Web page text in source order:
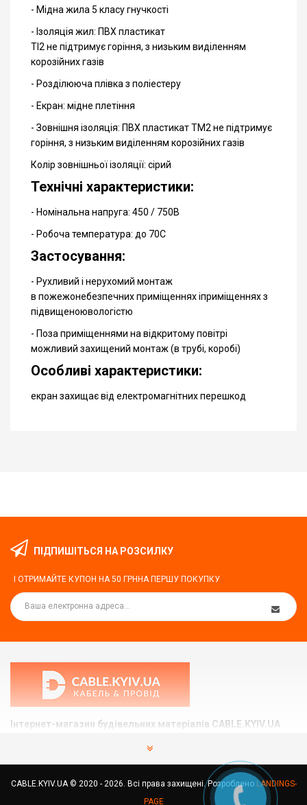
- Мідна жила 5 класу гнучкості
- Ізоляція жил: ПВХ пластикат
TI2 не підтримує горіння, з низьким виділенням
корозійних газів
- Розділююча плівка з поліестеру
- Екран: мідне плетіння
- Зовнішня ізоляція: ПВХ пластикат ТМ2 не підтримує
горіння, з низьким виділенням корозійних газів
Колір зовнішньої ізоляції: сірий
Технічні характеристики:
- Номінальна напруга: 450 / 750В
- Робоча температура: до 70С
Застосування:
- Рухливий і нерухомий монтаж
в пожежонебезпечних приміщеннях іприміщеннях з
підвищеноювологістю
- Поза приміщеннями на відкритому повітрі
можливий захищений монтаж (в трубі, коробі)
Особливі характеристики:
екран захищає від електромагнітних перешкод
ПІДПИШІТЬСЯ НА РОЗСИЛКУ
І ОТРИМАЙТЕ КУПОН НА50 ГРННА ПЕРШУ ПОКУПКУ
Інтернет-магазин будівельних матеріалів CABLE.KYIV.UA
Ми допоможемо вам підібрати та купити те, що Вам
потрібно.
Україна, м.Київ вул. Здолбунівська 7
CABLE.KYIV.UA © 2020 - 2026. Всі права захищені. Розроблено LANDINGS-
PAGE